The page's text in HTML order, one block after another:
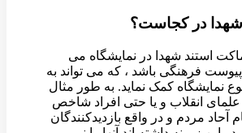
شهدا در کجاست؟
استند شهدا در نمایشگاه می
فرهنگی باشد ، که می تواند به
نمایشگاه کمک نماید. به طور مثال
علمای انقلاب و یا حتی افراد شاخص
آحاد مردم و در واقع بازدیدکنندگان